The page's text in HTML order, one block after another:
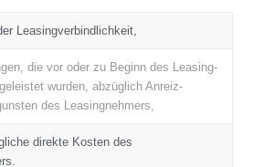
Leasingverbindlichkeit,
die vor oder zu Beginn des Leasing­
wurden, abzüglich Anreiz­
des Leasingnehmers,
direkte Kosten des